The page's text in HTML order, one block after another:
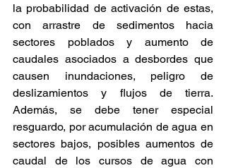
la probabilidad de activación de estas,
con arrastre de sedimentos hacia
sectores poblados y aumento de
caudales asociados a desbordes que
causen inundaciones, peligro de
deslizamientos y flujos de tierra.
Además, se debe tener especial
resguardo, por acumulación de agua en
sectores bajos, posibles aumentos de
caudal de los cursos de agua con